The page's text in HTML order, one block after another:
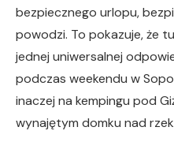
bezpiecznego urlopu,
powodzi. To pokazuje, że
jednej uniwersalnej
podczas weekendu w
inaczej na kempingu pod
wynajętym domku nad